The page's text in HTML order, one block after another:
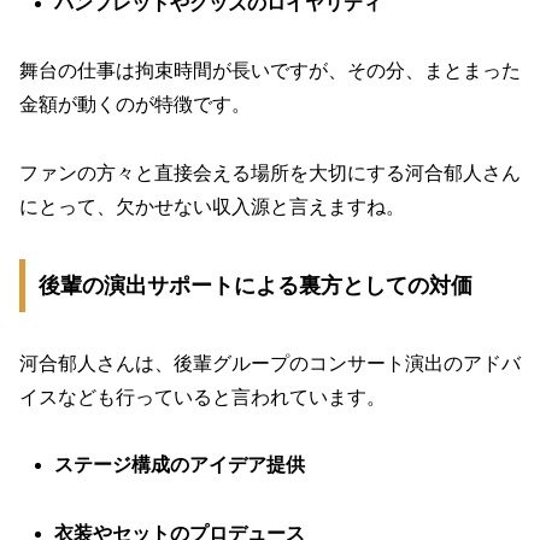
舞台の仕事は拘束時間が長いですが、その分、まとまった
金額が動くのが特徴です。
ファンの方々と直接会える場所を大切にする河合郁人さん
にとって、欠かせない収入源と言えますね。
後輩の演出サポートによる裏方としての対価
河合郁人さんは、後輩グループのコンサート演出のアドバ
イスなども行っていると言われています。
ステージ構成のアイデア提供
衣装やセットのプロデュース